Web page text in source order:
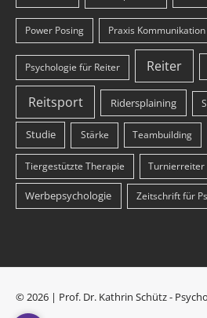
Power Posing Praxis Kommunikation
Psychologie für Reiter Reiter
Reitsport Ridersplaining
Studie Stärke Teambuilding
Tiergestützte Therapie Turnierreiter
Werbepsychologie Zeitschrift für
© 2026 | Prof. Dr. Kathrin Schütz -